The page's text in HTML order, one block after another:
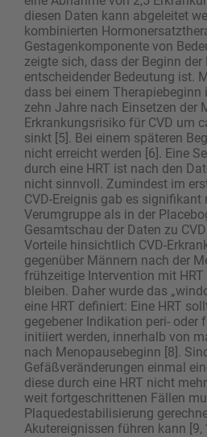
diesen Daten kann abgeleitet
kombinierten
Gestagenkomponente von
zeigte sich, dass der Beginn der
entscheidender Bedeutung ist.
dass bei einem Therapiebeginn
zehn Jahre nach Einsetzen der
Erkrankungsrisiko für CVD um
sinkt [5]. Bei einem späteren
nicht erreicht werden [6]. Eine
durch eine HRT ist nach den
nicht sinnvoll. Zumindest im
CVD-Ereignis gab es signifikant
Verumgruppe als in der
Gesamtschau der Daten zu
Vorteile hinsichtlich CVD-
gegenüber Männern nach der
frühzeitige Intervention mit
bleiben. Daher wurde das
eine HRT definiert: Eine HRT
gegebener Indikation peri- oder
initiiert werden, innerhalb von
nach Menopausebeginn [8].
Gefäßveränderungen einmal
diese durch eine HRT nicht
weit fortgeschrittenen Fällen
Plaquedestabilisierung
Akutereignissen führen kann [9,